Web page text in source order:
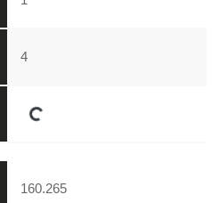
4
Loading...
160.265